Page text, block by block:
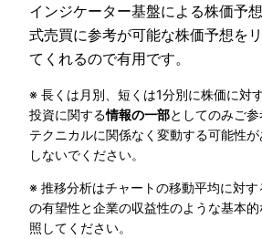
インジケーター基盤による株価予
式売買に参考が可能な株価予想を
てくれるので有用です。
※ 長くは月別、短くは1分別に株価に対
投資に関する情報の一部としてのみご
テクニカルに関係なく変動する可能性
しないでください。
※ 推移分析はチャートの移動平均に対
の有望性と企業の収益性のような基本
照してください。